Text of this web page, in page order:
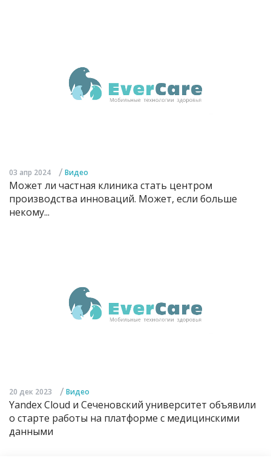
03 апр 2024 / Видео
Может ли частная клиника стать центром
производства инноваций. Может, если больше
некому...
20 дек 2023 / Видео
Yandex Cloud и Сеченовский университет объявили
о старте работы на платформе с медицинскими
данными